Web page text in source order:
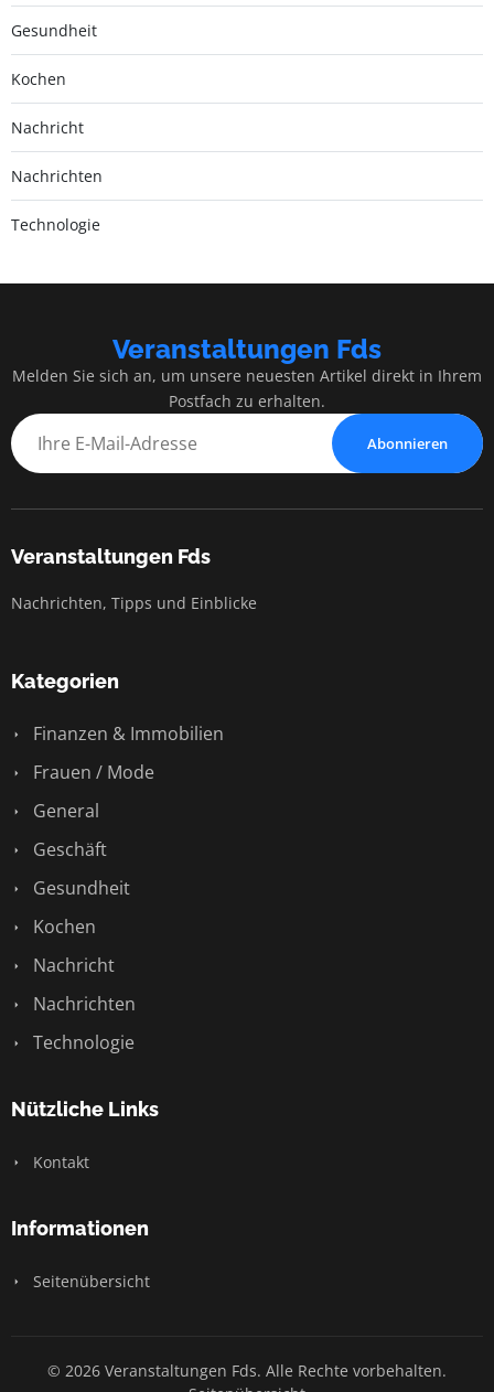
Gesundheit
Kochen
Nachricht
Nachrichten
Technologie
Veranstaltungen Fds
Melden Sie sich an, um unsere neuesten Artikel direkt in Ihrem
Postfach zu erhalten.
Abonnieren
Veranstaltungen Fds
Nachrichten, Tipps und Einblicke
Kategorien
Finanzen & Immobilien
Frauen / Mode
General
Geschäft
Gesundheit
Kochen
Nachricht
Nachrichten
Technologie
Nützliche Links
Kontakt
Informationen
Seitenübersicht
© 2026 Veranstaltungen Fds. Alle Rechte vorbehalten.